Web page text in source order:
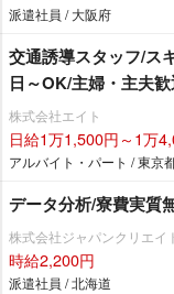
派遣社員 / 大阪府
交通誘導スタッフ/ス
日～OK/主婦・主夫
株式会社エイト
日給1万1,500円～1万
アルバイト・パート / 東京
データ分析/寮費実質
株式会社ジャパンクリエイ
時給2,200円
派遣社員 / 北海道